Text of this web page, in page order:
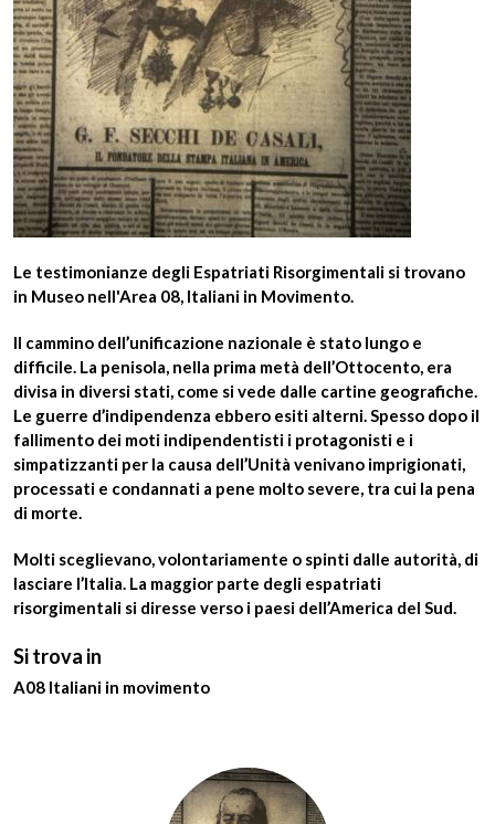
Le testimonianze degli Espatriati Risorgimentali si trovano
in Museo nell'Area 08, Italiani in Movimento.
Il cammino dell’unificazione nazionale è stato lungo e
difficile. La penisola, nella prima metà dell’Ottocento, era
divisa in diversi stati, come si vede dalle cartine geografiche.
Le guerre d’indipendenza ebbero esiti alterni. Spesso dopo il
fallimento dei moti indipendentisti i protagonisti e i
simpatizzanti per la causa dell’Unità venivano imprigionati,
processati e condannati a pene molto severe, tra cui la pena
di morte.
Molti sceglievano, volontariamente o spinti dalle autorità, di
lasciare l’Italia. La maggior parte degli espatriati
risorgimentali si diresse verso i paesi dell’America del Sud.
Si trova in
A08 Italiani in movimento